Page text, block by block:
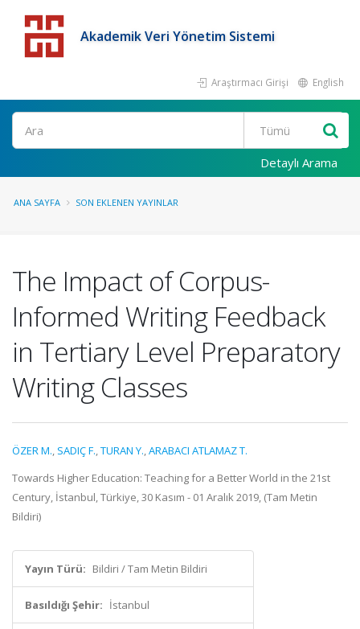
Akademik Veri Yönetim Sistemi
Araştırmacı Girişi English
Detaylı Arama
ANA SAYFA SON EKLENEN YAYINLAR
The Impact of Corpus-
Informed Writing Feedback
in Tertiary Level Preparatory
Writing Classes
ÖZER M., SADIÇ F.,TURAN Y.,ARABACI ATLAMAZ T.
Towards Higher Education: Teaching for a Better World in the 21st
Century, İstanbul, Türkiye, 30 Kasım - 01 Aralık 2019, (Tam Metin
Bildiri)
Yayın Türü: Bildiri / Tam Metin Bildiri
Basıldığı Şehir: İstanbul